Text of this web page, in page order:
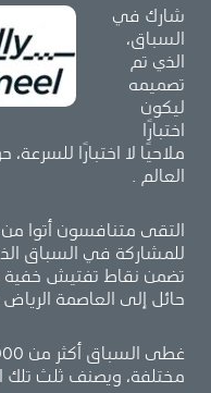
شارك في
السباق،
الذي تم
تصميمه
ليكون
اختبارًا
العالم .
للمشاركة في السباق
تضمن نقاط تفتيش خفية
حائل إلى العاصمة
مختلفة، ويصنف ثلث تلك